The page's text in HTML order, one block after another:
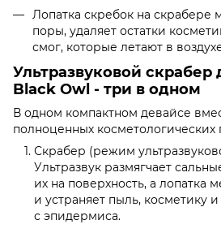
Лопатка скребок на скрабере
поры, удаляет остатки
смог, которые летают в
Ультразвуковой скрабер
Black Owl - три в одном
В одном компактном девайсе
полноценных
Скрабер (режим
Ультразвук размягчает
их на поверхность, а лопатка
и устраняет пыль, косметику
с эпидермиса.